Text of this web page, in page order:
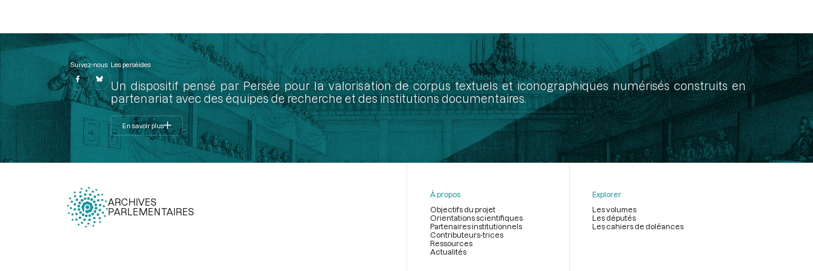
Suivez-nous Les perséides
Un dispositif pensé par Persée pour la valorisation de corpus textuels et iconographiques numérisés construits en
partenariat avec des équipes de recherche et des institutions documentaires.
En savoir plus
ARCHIVES
PARLEMENTAIRES
À propos
Objectifs du projet
Orientations scientifiques
Partenaires institutionnels
Contributeurs-trices
Ressources
Actualités
Explorer
Les volumes
Les députés
Les cahiers de doléances